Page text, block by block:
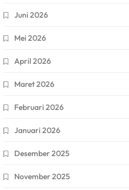
Juni 2026
Mei 2026
April 2026
Maret 2026
Februari 2026
Januari 2026
Desember 2025
November 2025